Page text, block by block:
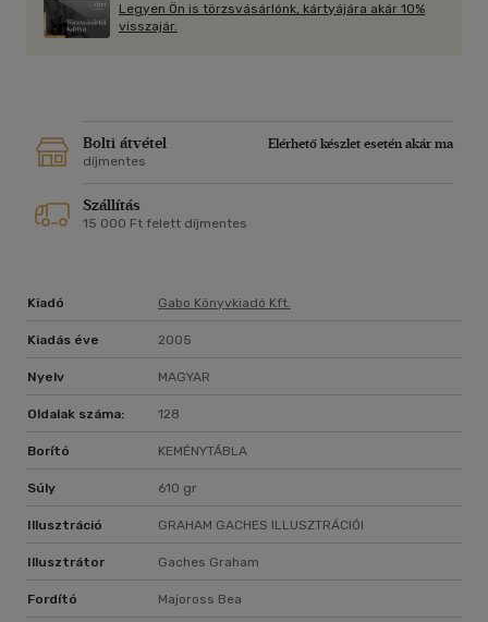
Legyen Ön is törzsvásárlónk, kártyájára akár 10%
visszajár.
Bolti átvétel
Elérhető készlet esetén akár ma
díjmentes
Szállítás
15 000 Ft felett díjmentes
Kiadó Gabo Könyvkiadó Kft.
Kiadás éve 2005
Nyelv MAGYAR
Oldalak száma: 128
Borító KEMÉNYTÁBLA
Súly 610 gr
Illusztráció GRAHAM GACHES ILLUSZTRÁCIÓI
Illusztrátor Gaches Graham
Fordító Majoross Bea